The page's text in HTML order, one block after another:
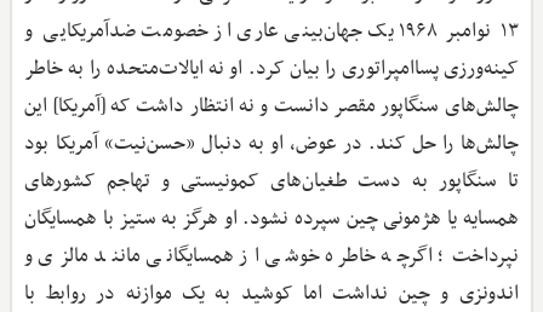
۱۳ نوامبر ۱۹۶۸ یک جهان‌بینی عاری از خصومت ضدآمریکایی و
کینه‌ورزی پساامپراتوری را بیان کرد. او نه ایالات‌متحده را به خاطر
چالش‌های سنگاپور مقصر دانست و نه انتظار داشت که [آمریکا] این
چالش‌ها را حل کند. در عوض، او به دنبال «حسن‌نیت» آمریکا بود
تا سنگاپور به دست طغیان‌های کمونیستی و تهاجم کشورهای
همسایه یا هژمونی چین سپرده نشود. او هرگز به ستیز با همسایگان
نپرداخت؛ اگرچه خاطره خوشی از همسایگانی مانند مالزی و
اندونزی و چین نداشت اما کوشید به یک موازنه در روابط با